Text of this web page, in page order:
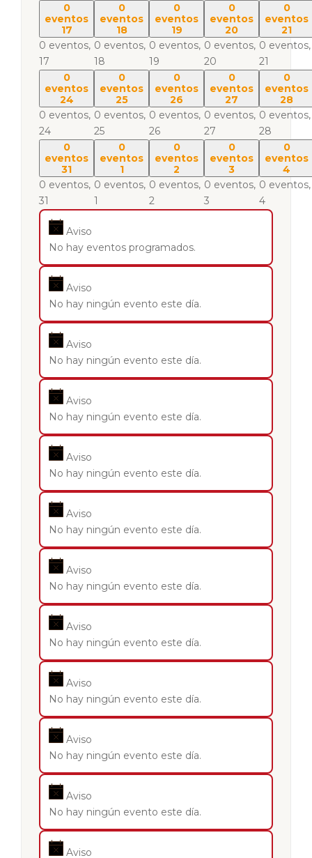
0
eventos
17
0 eventos,
17
0
eventos
18
0 eventos,
18
0
eventos
19
0 eventos,
19
0
eventos
20
0 eventos,
20
0
eventos
21
0 eventos,
21
0
eventos
24
0 eventos,
24
0
eventos
25
0 eventos,
25
0
eventos
26
0 eventos,
26
0
eventos
27
0 eventos,
27
0
eventos
28
0 eventos,
28
0
eventos
31
0 eventos,
31
0
eventos
1
0 eventos,
1
0
eventos
2
0 eventos,
2
0
eventos
3
0 eventos,
3
0
eventos
4
0 eventos,
4
Aviso
No hay eventos programados.
Aviso
No hay ningún evento este día.
Aviso
No hay ningún evento este día.
Aviso
No hay ningún evento este día.
Aviso
No hay ningún evento este día.
Aviso
No hay ningún evento este día.
Aviso
No hay ningún evento este día.
Aviso
No hay ningún evento este día.
Aviso
No hay ningún evento este día.
Aviso
No hay ningún evento este día.
Aviso
No hay ningún evento este día.
Aviso